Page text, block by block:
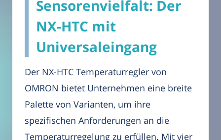
Sensorenvielfalt: Der
NX-HTC mit
Universaleingang
Der NX-HTC Temperaturregler von
OMRON bietet Unternehmen eine breite
Palette von Varianten, um ihre
spezifischen Anforderungen an die
Temperaturregelung zu erfüllen. Mit vier